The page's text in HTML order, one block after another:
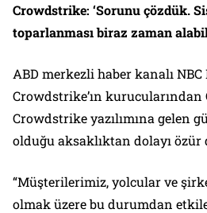
Crowdstrike: ‘Sorunu çözdük.
toparlanması biraz zaman
ABD merkezli haber kanalı NBC
Crowdstrike’ın kurucularından
Crowdstrike yazılımına gelen
olduğu aksaklıktan dolayı özür
“Müşterilerimiz, yolcular ve
olmak üzere bu durumdan